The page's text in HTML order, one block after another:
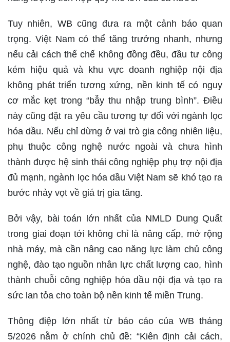
Tuy nhiên, WB cũng đưa ra một cảnh báo quan
trọng. Việt Nam có thể tăng trưởng nhanh, nhưng
nếu cải cách thể chế không đồng đều, đầu tư công
kém hiệu quả và khu vực doanh nghiệp nội địa
không phát triển tương xứng, nền kinh tế có nguy
cơ mắc kẹt trong “bẫy thu nhập trung bình”. Điều
này cũng đặt ra yêu cầu tương tự đối với ngành lọc
hóa dầu. Nếu chỉ dừng ở vai trò gia công nhiên liệu,
phụ thuộc công nghệ nước ngoài và chưa hình
thành được hệ sinh thái công nghiệp phụ trợ nội địa
đủ mạnh, ngành lọc hóa dầu Việt Nam sẽ khó tạo ra
bước nhảy vọt về giá trị gia tăng.
Bởi vậy, bài toán lớn nhất của NMLD Dung Quất
trong giai đoạn tới không chỉ là nâng cấp, mở rộng
nhà máy, mà cần nâng cao năng lực làm chủ công
nghệ, đào tạo nguồn nhân lực chất lượng cao, hình
thành chuỗi công nghiệp hóa dầu nội địa và tạo ra
sức lan tỏa cho toàn bộ nền kinh tế miền Trung.
Thông điệp lớn nhất từ báo cáo của WB tháng
5/2026 nằm ở chính chủ đề: “Kiên định cải cách,